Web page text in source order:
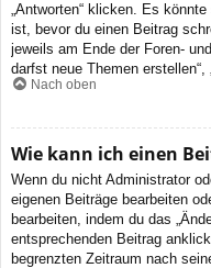
„Antworten“ klicken. Es
ist, bevor du einen Beitrag
jeweils am Ende der Foren-
darfst neue Themen erstellen“,
Nach oben
Wie kann ich einen
Wenn du nicht Administrator
eigenen Beiträge bearbeiten
bearbeiten, indem du das
entsprechenden Beitrag
begrenzten Zeitraum nach